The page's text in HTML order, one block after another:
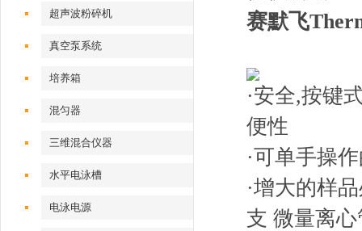
超声波粉碎机
真空泵系统
培养箱
混匀器
三维混合仪器
水平电泳槽
电泳电源
赛默飞
·安全,按键
便性
·可单手操
·增大的样
支 微量离